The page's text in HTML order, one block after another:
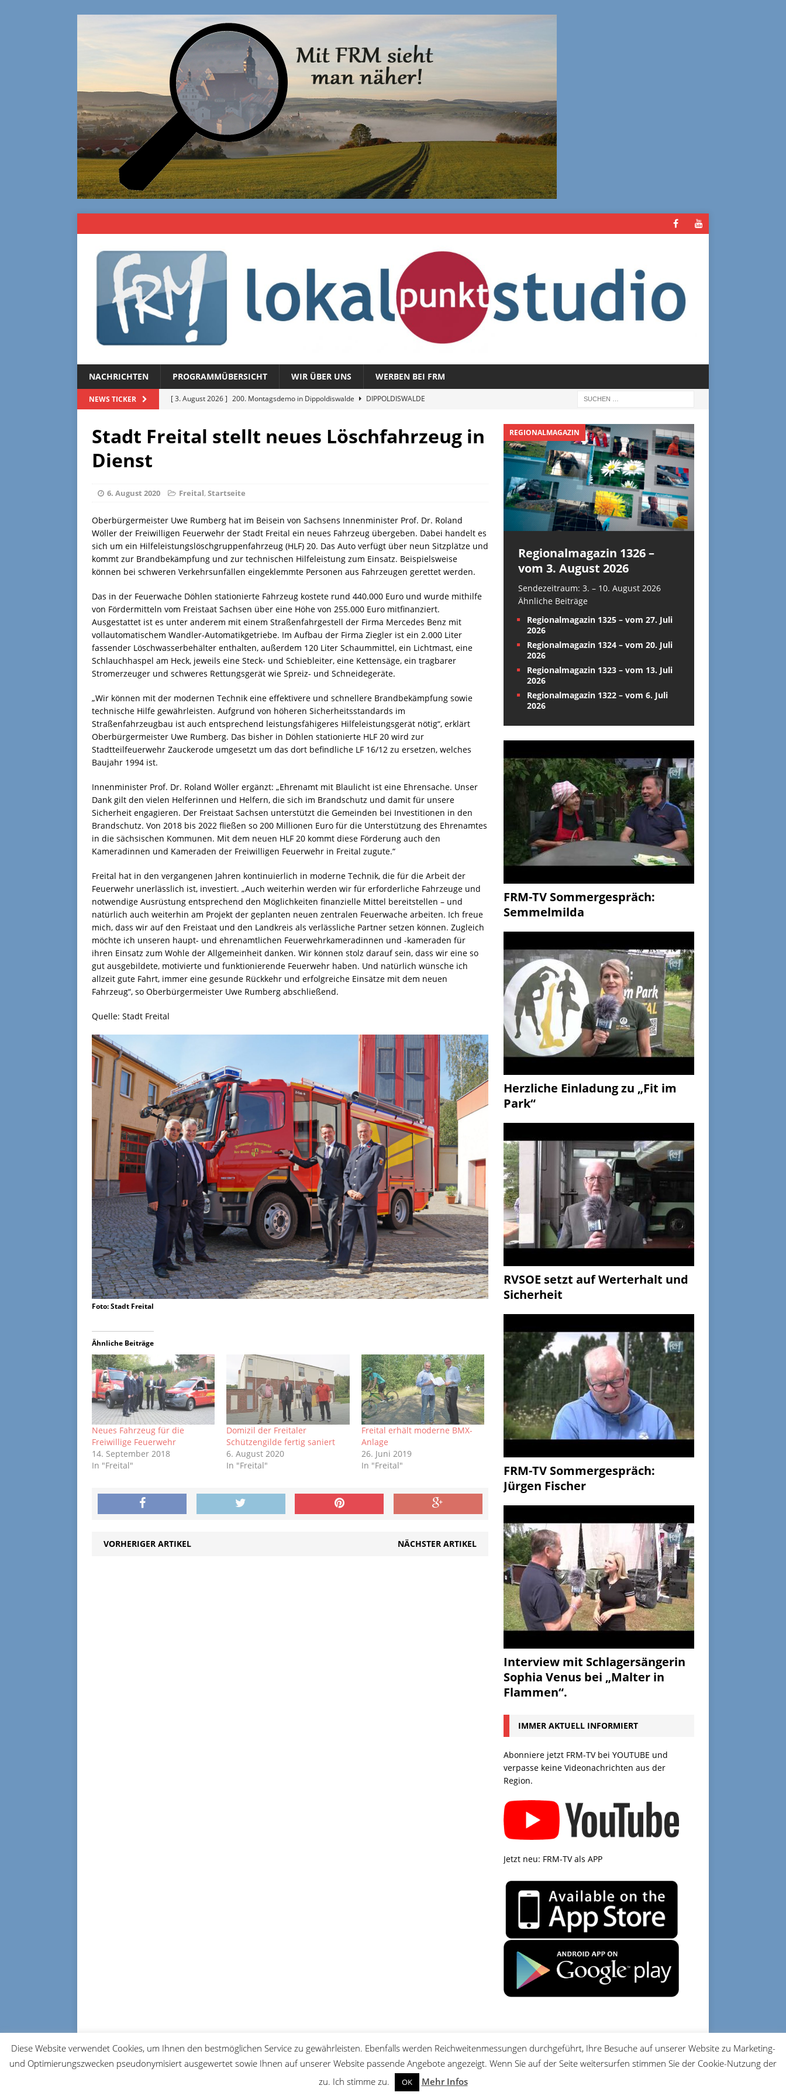
NACHRICHTEN PROGRAMMÜBERSICHT WIR ÜBER UNS WERBEN BEI FRM
NEWS TICKER [ 3. August 2026 ] 200. Montagsdemo in Dippoldiswalde DIPPOLDISWALDE
[ 3. August 2026 ] Regionalmagazin 1326 – vom 3. August 2026
[ 27. Juli 2026 ] Herzliche Einladung zu „Fit im Park“
FREITAL
Stadt Freital stellt neues Löschfahrzeug in
Dienst
6. August 2020 Freital, Startseite
Oberbürgermeister Uwe Rumberg hat im Beisein von Sachsens Innenminister Prof. Dr. Roland
Wöller der Freiwilligen Feuerwehr der Stadt Freital ein neues Fahrzeug übergeben. Dabei handelt es
sich um ein Hilfeleistungslöschgruppenfahrzeug (HLF) 20. Das Auto verfügt über neun Sitzplätze und
kommt zur Brandbekämpfung und zur technischen Hilfeleistung zum Einsatz. Beispielsweise
können bei schweren Verkehrsunfällen eingeklemmte Personen aus Fahrzeugen gerettet werden.
Das in der Feuerwache Döhlen stationierte Fahrzeug kostete rund 440.000 Euro und wurde mithilfe
von Fördermitteln vom Freistaat Sachsen über eine Höhe von 255.000 Euro mitfinanziert.
Ausgestattet ist es unter anderem mit einem Straßenfahrgestell der Firma Mercedes Benz mit
vollautomatischem Wandler-Automatikgetriebe. Im Aufbau der Firma Ziegler ist ein 2.000 Liter
fassender Löschwasserbehälter enthalten, außerdem 120 Liter Schaummittel, ein Lichtmast, eine
Schlauchhaspel am Heck, jeweils eine Steck- und Schiebleiter, eine Kettensäge, ein tragbarer
Stromerzeuger und schweres Rettungsgerät wie Spreiz- und Schneidegeräte.
„Wir können mit der modernen Technik eine effektivere und schnellere Brandbekämpfung sowie
technische Hilfe gewährleisten. Aufgrund von höheren Sicherheitsstandards im
Straßenfahrzeugbau ist auch entsprechend leistungsfähigeres Hilfeleistungsgerät nötig“, erklärt
Oberbürgermeister Uwe Rumberg. Das bisher in Döhlen stationierte HLF 20 wird zur
Stadtteilfeuerwehr Zauckerode umgesetzt um das dort befindliche LF 16/12 zu ersetzen, welches
Baujahr 1994 ist.
Innenminister Prof. Dr. Roland Wöller ergänzt: „Ehrenamt mit Blaulicht ist eine Ehrensache. Unser
Dank gilt den vielen Helferinnen und Helfern, die sich im Brandschutz und damit für unsere
Sicherheit engagieren. Der Freistaat Sachsen unterstützt die Gemeinden bei Investitionen in den
Brandschutz. Von 2018 bis 2022 fließen so 200 Millionen Euro für die Unterstützung des Ehrenamtes
in die sächsischen Kommunen. Mit dem neuen HLF 20 kommt diese Förderung auch den
Kameradinnen und Kameraden der Freiwilligen Feuerwehr in Freital zugute.“
Freital hat in den vergangenen Jahren kontinuierlich in moderne Technik, die für die Arbeit der
Feuerwehr unerlässlich ist, investiert. „Auch weiterhin werden wir für erforderliche Fahrzeuge und
notwendige Ausrüstung entsprechend den Möglichkeiten finanzielle Mittel bereitstellen – und
natürlich auch weiterhin am Projekt der geplanten neuen zentralen Feuerwache arbeiten. Ich freue
mich, dass wir auf den Freistaat und den Landkreis als verlässliche Partner setzen können. Zugleich
möchte ich unseren haupt- und ehrenamtlichen Feuerwehrkameradinnen und -kameraden für
ihren Einsatz zum Wohle der Allgemeinheit danken. Wir können stolz darauf sein, dass wir eine so
gut ausgebildete, motivierte und funktionierende Feuerwehr haben. Und natürlich wünsche ich
allzeit gute Fahrt, immer eine gesunde Rückkehr und erfolgreiche Einsätze mit dem neuen
Fahrzeug“, so Oberbürgermeister Uwe Rumberg abschließend.
Quelle: Stadt Freital
Foto: Stadt Freital
Ähnliche Beiträge
Neues Fahrzeug für die
Freiwillige Feuerwehr
14. September 2018
In "Freital"
Domizil der Freitaler
Schützengilde fertig saniert
6. August 2020
In "Freital"
Freital erhält moderne BMX-
Anlage
26. Juni 2019
In "Freital"
VORHERIGER ARTIKEL NÄCHSTER ARTIKEL
REGIONALMAGAZIN
Regionalmagazin 1326 –
vom 3. August 2026
Sendezeitraum: 3. – 10. August 2026
Ähnliche Beiträge
Regionalmagazin 1325 – vom 27. Juli
2026
Regionalmagazin 1324 – vom 20. Juli
2026
Regionalmagazin 1323 – vom 13. Juli
2026
Regionalmagazin 1322 – vom 6. Juli
2026
FRM-TV Sommergespräch:
Semmelmilda
Herzliche Einladung zu „Fit im
Park“
RVSOE setzt auf Werterhalt und
Sicherheit
FRM-TV Sommergespräch:
Jürgen Fischer
Interview mit Schlagersängerin
Sophia Venus bei „Malter in
Flammen“.
IMMER AKTUELL INFORMIERT
Abonniere jetzt FRM-TV bei YOUTUBE und
verpasse keine Videonachrichten aus der
Region.
Jetzt neu: FRM-TV als APP
DATENSCHUTZ IMPRESSUM
© 2026 FRM-TV
Diese Website verwendet Cookies, um Ihnen den bestmöglichen Service zu gewährleisten. Ebenfalls werden Reichweitenmessungen durchgeführt, Ihre Besuche auf unserer Website zu Marketing-
und Optimierungszwecken pseudonymisiert ausgewertet sowie Ihnen auf unserer Website passende Angebote angezeigt. Wenn Sie auf der Seite weitersurfen stimmen Sie der Cookie-Nutzung der
zu. Ich stimme zu.
OK Mehr Infos